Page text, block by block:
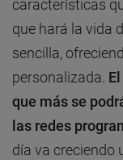
características
que hará la vida
sencilla,
personalizada.
que más se
las redes
día va creciendo